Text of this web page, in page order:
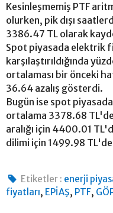
Kesinleşmemiş PTF
olurken, pik dışı
3386.47 TL olarak
Spot piyasada elektrik
karşılaştırıldığında
ortalaması bir önceki
36.64 azalış gösterdi.
Bugün ise spot
ortalama 3378.68
aralığı için 4400.01
dilimi için 1499.98
Etiketler : enerji
fiyatları, EPİAŞ, PTF,